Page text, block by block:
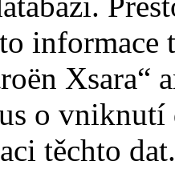
informace
Xsara“
o vniknutí
těchto dat.